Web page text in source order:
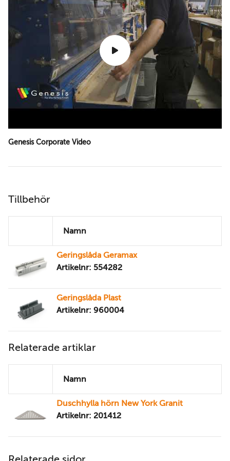
Genesis Corporate Video
Tillbehör
Namn
Geringslåda Geramax
Artikelnr: 554282
Geringslåda Plast
Artikelnr: 960004
Relaterade artiklar
Namn
Duschhylla hörn New York Granit
Artikelnr: 201412